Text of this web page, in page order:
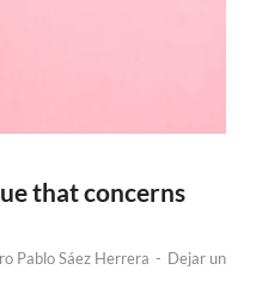
that concerns
Pablo Sáez Herrera - Dejar un